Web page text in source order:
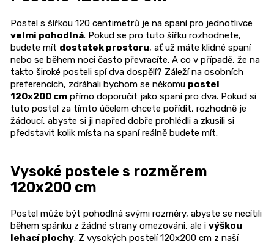
Postel s šířkou 120 centimetrů je na spaní pro jednotlivce
velmi pohodlná. Pokud se pro tuto šířku rozhodnete,
budete mít dostatek prostoru, ať už máte klidné spaní
nebo se během noci často převracíte. A co v případě, že na
takto široké posteli spí dva dospělí? Záleží na osobních
preferencích, zdráhali bychom se někomu postel
120x200 cm přímo doporučit jako spaní pro dva. Pokud si
tuto postel za tímto účelem chcete pořídit, rozhodně je
žádoucí, abyste si ji napřed dobře prohlédli a zkusili si
představit kolik místa na spaní reálně budete mít.
Vysoké postele s rozměrem
120x200 cm
Postel může být pohodlná svými rozměry, abyste se necítili
během spánku z žádné strany omezováni, ale i výškou
lehací plochy. Z vysokých postelí 120x200 cm z naší